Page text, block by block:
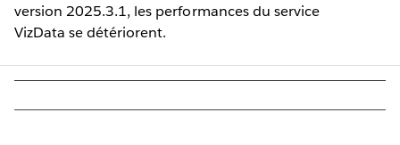
version 2025.3.1, les performances du service
VizData se détériorent.